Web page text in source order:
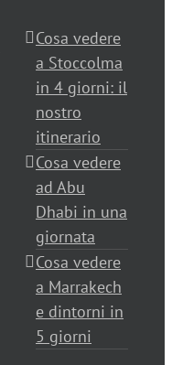
Cosa vedere
a Stoccolma
in 4 giorni: il
nostro
itinerario
Cosa vedere
ad Abu
Dhabi in una
giornata
Cosa vedere
a Marrakech
e dintorni in
5 giorni